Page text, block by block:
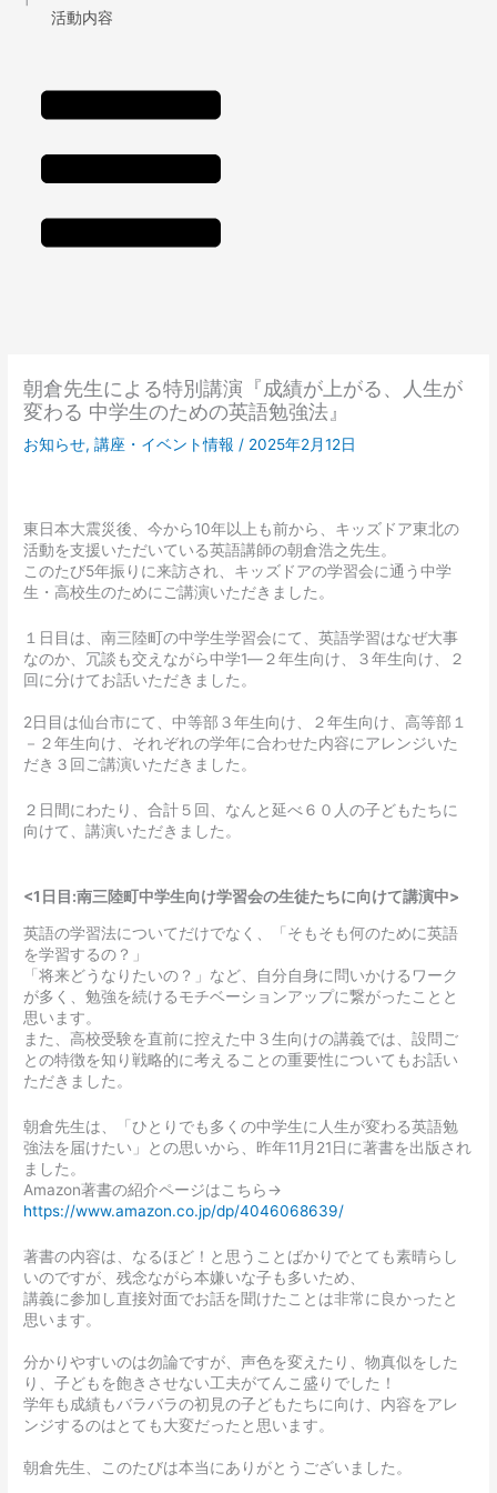
活動内容
朝倉先生による特別講演『成績が上がる、人生が
変わる 中学生のための英語勉強法』
お知らせ,講座・イベント情報 / 2025年2月12日
東日本大震災後、今から10年以上も前から、キッズドア東北の
活動を支援いただいている英語講師の朝倉浩之先生。
このたび5年振りに来訪され、キッズドアの学習会に通う中学
生・高校生のためにご講演いただきました。
１日目は、南三陸町の中学生学習会にて、英語学習はなぜ大事
なのか、冗談も交えながら中学1―２年生向け、３年生向け、２
回に分けてお話いただきました。
2日目は仙台市にて、中等部３年生向け、２年生向け、高等部１
－２年生向け、それぞれの学年に合わせた内容にアレンジいた
だき３回ご講演いただきました。
２日間にわたり、合計５回、なんと延べ６０人の子どもたちに
向けて、講演いただきました。
<1日目:南三陸町中学生向け学習会の生徒たちに向けて講演中>
英語の学習法についてだけでなく、「そもそも何のために英語
を学習するの？」
「将来どうなりたいの？」など、自分自身に問いかけるワーク
が多く、勉強を続けるモチベーションアップに繋がったことと
思います。
また、高校受験を直前に控えた中３生向けの講義では、設問ご
との特徴を知り戦略的に考えることの重要性についてもお話い
ただきました。
朝倉先生は、「ひとりでも多くの中学生に人生が変わる英語勉
強法を届けたい」との思いから、昨年11月21日に著書を出版され
ました。
Amazon著書の紹介ページはこちら→
https://www.amazon.co.jp/dp/4046068639/
著書の内容は、なるほど！と思うことばかりでとても素晴らし
いのですが、残念ながら本嫌いな子も多いため、
講義に参加し直接対面でお話を聞けたことは非常に良かったと
思います。
分かりやすいのは勿論ですが、声色を変えたり、物真似をした
り、子どもを飽きさせない工夫がてんこ盛りでした！
学年も成績もバラバラの初見の子どもたちに向け、内容をアレ
ンジするのはとても大変だったと思います。
朝倉先生、このたびは本当にありがとうございました。